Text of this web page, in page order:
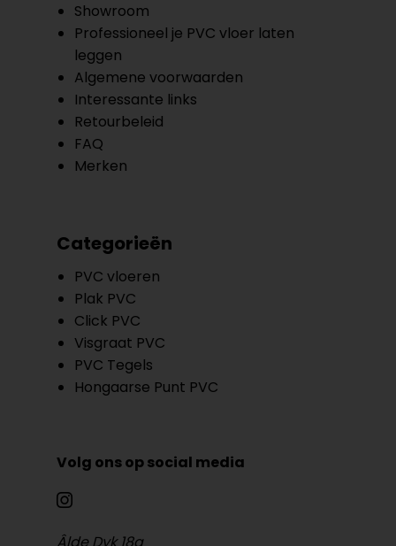
Showroom
Professioneel je PVC vloer laten
leggen
Algemene voorwaarden
Interessante links
Retourbeleid
FAQ
Merken
Categorieën
PVC vloeren
Plak PVC
Click PVC
Visgraat PVC
PVC Tegels
Hongaarse Punt PVC
Volg ons op social media